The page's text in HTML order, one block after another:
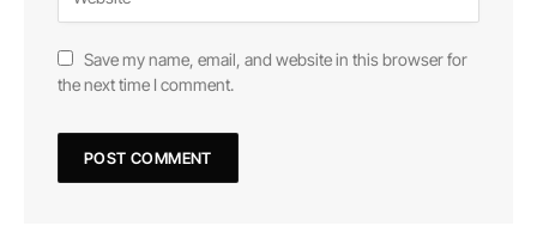
Save my name, email, and website in this browser for
the next time I comment.